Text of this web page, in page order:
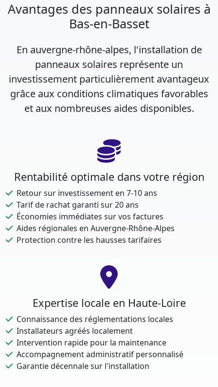
Avantages des panneaux solaires à
Bas-en-Basset
En auvergne-rhône-alpes, l'installation de
panneaux solaires représente un
investissement particulièrement avantageux
grâce aux conditions climatiques favorables
et aux nombreuses aides disponibles.
Rentabilité optimale dans votre région
Retour sur investissement en 7-10 ans
Tarif de rachat garanti sur 20 ans
Économies immédiates sur vos factures
Aides régionales en Auvergne-Rhône-Alpes
Protection contre les hausses tarifaires
Expertise locale en Haute-Loire
Connaissance des réglementations locales
Installateurs agréés localement
Intervention rapide pour la maintenance
Accompagnement administratif personnalisé
Garantie décennale sur l'installation